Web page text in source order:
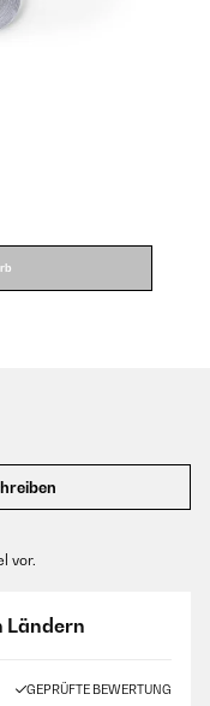
vor.
Ländern
GEPRÜFTE BEWERTUNG